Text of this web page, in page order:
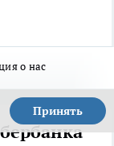
о нас
Принять